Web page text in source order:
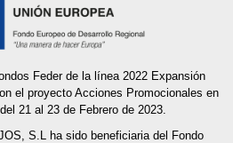
Feder de la línea 2022 Expansión
el proyecto Acciones Promocionales en
21 al 23 de Febrero de 2023.
S.L ha sido beneficiaria del Fondo